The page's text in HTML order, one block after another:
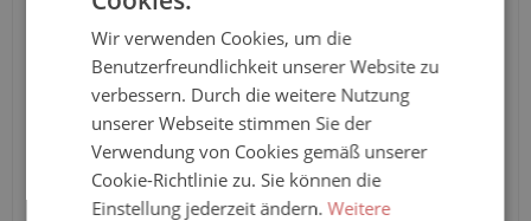
ist kochfest und dient zur Verwendung mit großen Vor-
Einlagen oder Windeln. Er eignet sich bei mittlerer bis
schwerer Inkontinenz. Alle bei Suprima verfügbaren Farben
sind bei uns wählbar.
Anzahl
Wir verwenden Cookies, um die
Benutzerfreundlichkeit unserer Website zu
verbessern. Durch die weitere Nutzung
unserer Webseite stimmen Sie der
Verwendung von Cookies gemäß unserer
Cookie-Richtlinie zu. Sie können die
Einstellung jederzeit ändern.Weitere